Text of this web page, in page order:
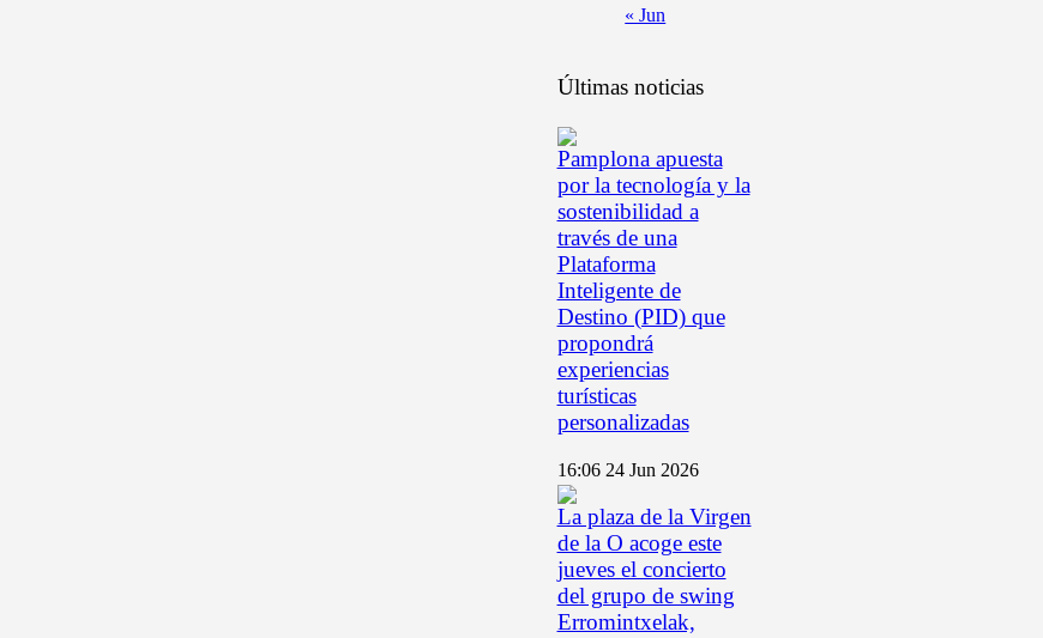
« Jun
Últimas noticias
Pamplona apuesta
por la tecnología y la
sostenibilidad a
través de una
Plataforma
Inteligente de
Destino (PID) que
propondrá
experiencias
turísticas
personalizadas
16:06 24 Jun 2026
La plaza de la Virgen
de la O acoge este
jueves el concierto
del grupo de swing
Erromintxelak,